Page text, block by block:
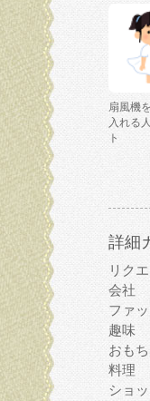
扇風機
入れる
ト
詳細
リク
会社
ファ
趣味
おも
料理
ショ